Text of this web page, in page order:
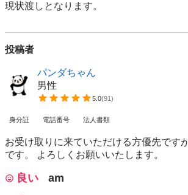
現状渡しとなります。
投稿者
パンダちゃん
男性
5.0(91)
身分証 電話番号 法人書類
お受け取りに来ていただける方優先です
です。 よろしくお願いいたします。
良い
am